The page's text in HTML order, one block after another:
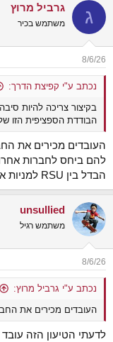
c
i
s
:
ג גרביל מרוץ
משתמש בכיר
8/6/26
נכתב ע"י קפיצת הדרך:
בקיצור צריכה להיות
הבודדת הספציפית הזו
העובדים מכירים את
להם ביחס לחברות
הבדל בין RSU למניות אחרות.
unsullied
משתמש רגיל
8/6/26
נכתב ע"י גרביל מרוץ:
העובדים מכירים את